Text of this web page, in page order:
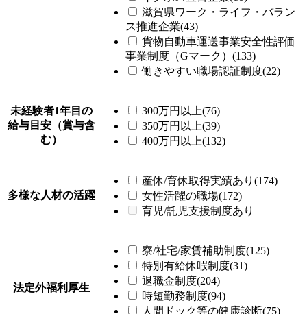
滋賀県ワーク・ライフ・バラン
ス推進企業(43)
貨物自動車運送事業安全性評価
事業制度（Gマーク）(133)
働きやすい職場認証制度(22)
未経験者1年目の
給与目安（賞与含
む）
300万円以上(76)
350万円以上(39)
400万円以上(132)
多様な人材の活躍
産休/育休取得実績あり(174)
女性活躍の職場(172)
育児/託児支援制度あり
法定外福利厚生
寮/社宅/家賃補助制度(125)
特別有給休暇制度(31)
退職金制度(204)
時短勤務制度(94)
人間ドック等の健康診断(75)